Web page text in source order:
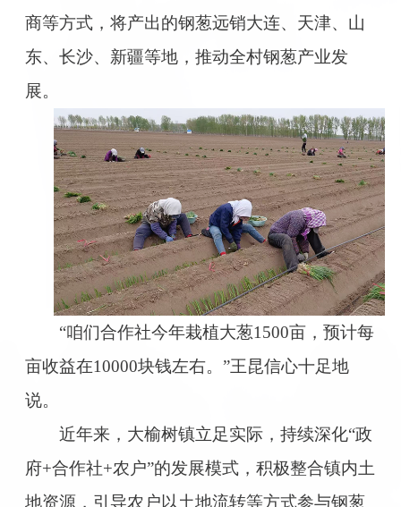
商等方式，将产出的钢葱远销大连、天津、山
东、长沙、新疆等地，推动全村钢葱产业发
展。
“咱们合作社今年栽植大葱1500亩，预计每
亩收益在10000块钱左右。”王昆信心十足地
说。
近年来，大榆树镇立足实际，持续深化“政
府+合作社+农户”的发展模式，积极整合镇内土
地资源，引导农户以土地流转等方式参与钢葱